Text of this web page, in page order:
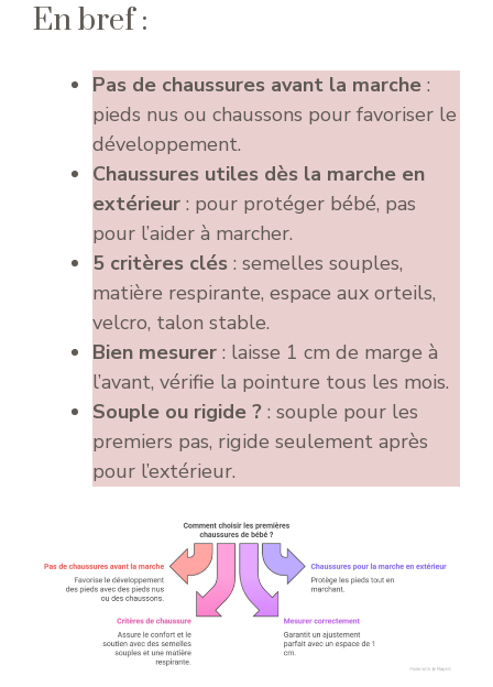
En bref :
Pas de chaussures avant la marche :
pieds nus ou chaussons pour favoriser le
développement.
Chaussures utiles dès la marche en
extérieur : pour protéger bébé, pas
pour l’aider à marcher.
5 critères clés : semelles souples,
matière respirante, espace aux orteils,
velcro, talon stable.
Bien mesurer : laisse 1 cm de marge à
l’avant, vérifie la pointure tous les mois.
Souple ou rigide ? : souple pour les
premiers pas, rigide seulement après
pour l’extérieur.